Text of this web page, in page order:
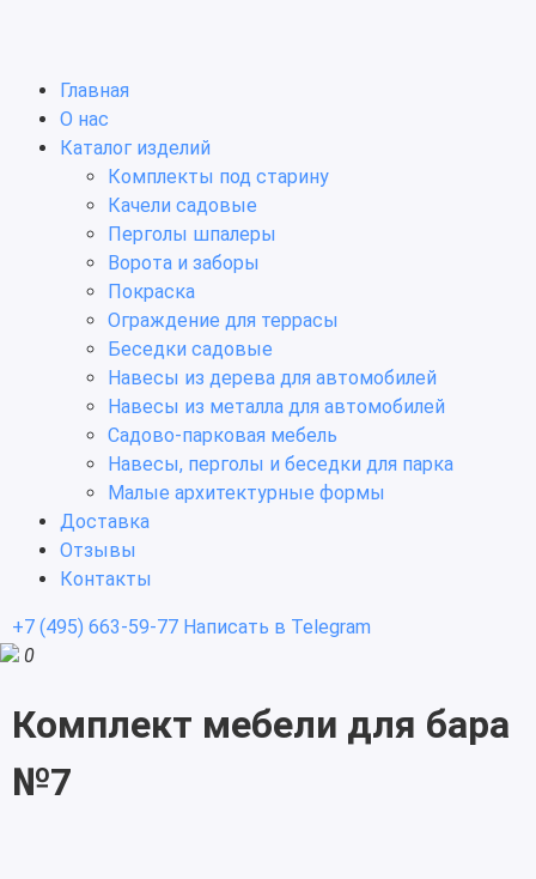
Главная
О нас
Каталог изделий
Комплекты под старину
Качели садовые
Перголы шпалеры
Ворота и заборы
Покраска
Ограждение для террасы
Беседки садовые
Навесы из дерева для автомобилей
Навесы из металла для автомобилей
Садово-парковая мебель
Навесы, перголы и беседки для парка
Малые архитектурные формы
Доставка
Отзывы
Контакты
+7 (495) 663-59-77 Написать в Telegram
0
Комплект мебели для бара
№7